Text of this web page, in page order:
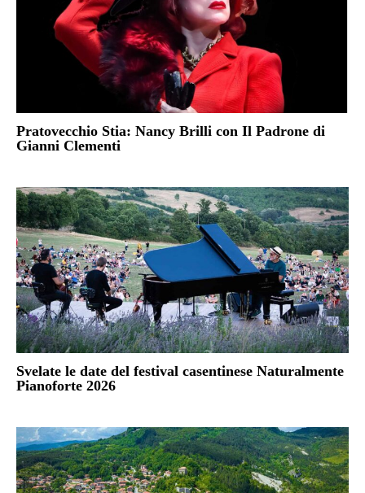
Pratovecchio Stia: Nancy Brilli con Il Padrone di
Gianni Clementi
Svelate le date del festival casentinese Naturalmente
Pianoforte 2026